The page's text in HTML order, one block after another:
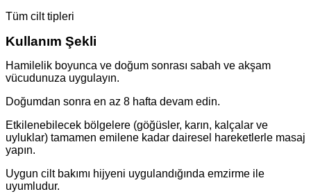
Tüm cilt tipleri
Kullanım Şekli
Hamilelik boyunca ve doğum sonrası sabah ve akşam
vücudunuza uygulayın.
Doğumdan sonra en az 8 hafta devam edin.
Etkilenebilecek bölgelere (göğüsler, karın, kalçalar ve
uyluklar) tamamen emilene kadar dairesel hareketlerle masaj
yapın.
​Uygun cilt bakımı hijyeni uygulandığında emzirme ile
uyumludur.